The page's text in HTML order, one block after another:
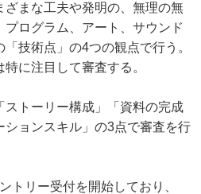
ざまな工夫や発明の、無理の無
ログラム、アート、サウンド
技術点」の4つの観点で行う。
に注目して審査する。
トーリー構成」「資料の完成
ションスキル」の3点で審査を行
リー受付を開始しており、